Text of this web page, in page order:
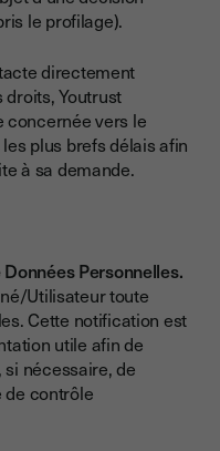
le profilage).
directement
Youtrust
concernée vers le
plus brefs délais afin
à sa demande.
Personnelles.
Utilisateur toute
Cette notification est
utile afin de
nécessaire, de
de contrôle